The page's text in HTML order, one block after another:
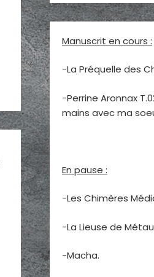
Manuscrit en cours :
-La Préquelle des
-Perrine Aronnax
mains avec ma
En pause :
-Les Chimères
-La Lieuse de
-Macha.